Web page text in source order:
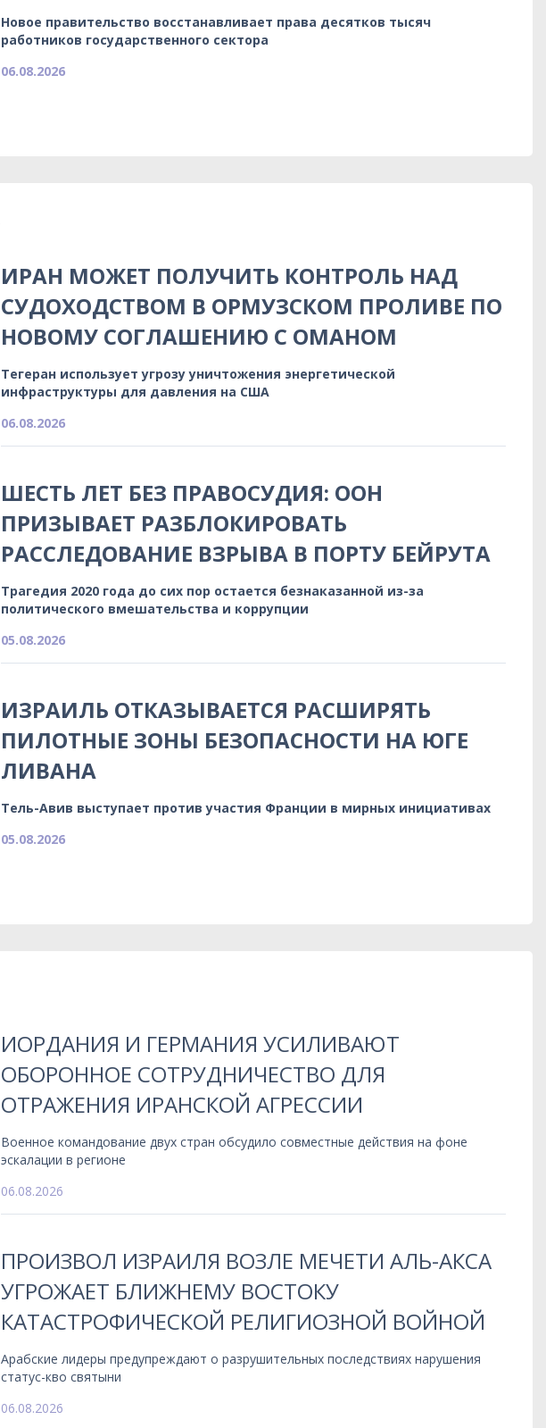
Новое правительство восстанавливает права десятков тысяч
работников государственного сектора
06.08.2026
ИРАН МОЖЕТ ПОЛУЧИТЬ КОНТРОЛЬ НАД
СУДОХОДСТВОМ В ОРМУЗСКОМ ПРОЛИВЕ ПО
НОВОМУ СОГЛАШЕНИЮ С ОМАНОМ
Тегеран использует угрозу уничтожения энергетической
инфраструктуры для давления на США
06.08.2026
ШЕСТЬ ЛЕТ БЕЗ ПРАВОСУДИЯ: ООН
ПРИЗЫВАЕТ РАЗБЛОКИРОВАТЬ
РАССЛЕДОВАНИЕ ВЗРЫВА В ПОРТУ БЕЙРУТА
Трагедия 2020 года до сих пор остается безнаказанной из-за
политического вмешательства и коррупции
05.08.2026
ИЗРАИЛЬ ОТКАЗЫВАЕТСЯ РАСШИРЯТЬ
ПИЛОТНЫЕ ЗОНЫ БЕЗОПАСНОСТИ НА ЮГЕ
ЛИВАНА
Тель-Авив выступает против участия Франции в мирных инициативах
05.08.2026
ИОРДАНИЯ И ГЕРМАНИЯ УСИЛИВАЮТ
ОБОРОННОЕ СОТРУДНИЧЕСТВО ДЛЯ
ОТРАЖЕНИЯ ИРАНСКОЙ АГРЕССИИ
Военное командование двух стран обсудило совместные действия на фоне
эскалации в регионе
06.08.2026
ПРОИЗВОЛ ИЗРАИЛЯ ВОЗЛЕ МЕЧЕТИ АЛЬ-АКСА
УГРОЖАЕТ БЛИЖНЕМУ ВОСТОКУ
КАТАСТРОФИЧЕСКОЙ РЕЛИГИОЗНОЙ ВОЙНОЙ
Арабские лидеры предупреждают о разрушительных последствиях нарушения
статус-кво святыни
06.08.2026